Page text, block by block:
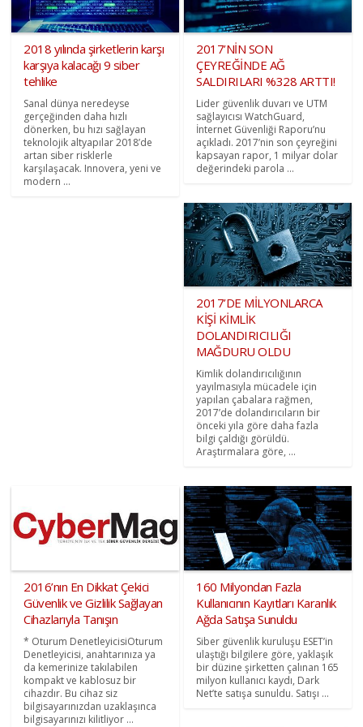
2018 yılında şirketlerin karşı
karşıya kalacağı 9 siber
tehlike
Sanal dünya neredeyse
gerçeğinden daha hızlı
dönerken, bu hızı sağlayan
teknolojik altyapılar 2018’de
artan siber risklerle
karşılaşacak. Innovera, yeni ve
modern ...
2017’NİN SON
ÇEYREĞİNDE AĞ
SALDIRILARI %328 ARTTI!
Lider güvenlik duvarı ve UTM
sağlayıcısı WatchGuard,
İnternet Güvenliği Raporu’nu
açıkladı. 2017’nin son çeyreğini
kapsayan rapor, 1 milyar dolar
değerindeki parola ...
2017’DE MİLYONLARCA
KİŞİ KİMLİK
DOLANDIRICILIĞI
MAĞDURU OLDU
Kimlik dolandırıcılığının
yayılmasıyla mücadele için
yapılan çabalara rağmen,
2017’de dolandırıcıların bir
önceki yıla göre daha fazla
bilgi çaldığı görüldü.
Araştırmalara göre, ...
2016’nın En Dikkat Çekici
Güvenlik ve Gizlilik Sağlayan
Cihazlarıyla Tanışın
* Oturum DenetleyicisiOturum
Denetleyicisi, anahtarınıza ya
da kemerinize takılabilen
kompakt ve kablosuz bir
cihazdır. Bu cihaz siz
bilgisayarınızdan uzaklaşınca
bilgisayarınızı kilitliyor ...
160 Milyondan Fazla
Kullanıcının Kayıtları Karanlık
Ağda Satışa Sunuldu
Siber güvenlik kuruluşu ESET’in
ulaştığı bilgilere göre, yaklaşık
bir düzine şirketten çalınan 165
milyon kullanıcı kaydı, Dark
Net’te satışa sunuldu. Satışı ...